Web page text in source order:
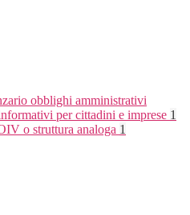
obblighi amministrativi
per cittadini e imprese 1
o struttura analoga 1